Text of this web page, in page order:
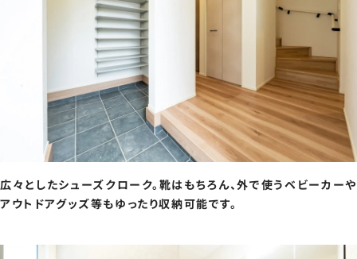
広々としたシューズクローク。靴はもちろん、外で使うベビーカーや
アウトドアグッズ等もゆったり収納可能です。